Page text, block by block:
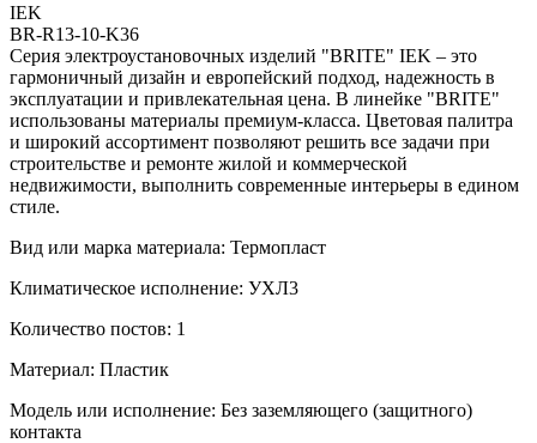
IEK
BR-R13-10-K36
Серия электроустановочных изделий "BRITE" IEK – это
гармоничный дизайн и европейский подход, надежность в
эксплуатации и привлекательная цена. В линейке "BRITE"
использованы материалы премиум-класса. Цветовая палитра
и широкий ассортимент позволяют решить все задачи при
строительстве и ремонте жилой и коммерческой
недвижимости, выполнить современные интерьеры в едином
стиле.
Вид или марка материала: Термопласт
Климатическое исполнение: УХЛ3
Количество постов: 1
Материал: Пластик
Модель или исполнение: Без заземляющего (защитного)
контакта